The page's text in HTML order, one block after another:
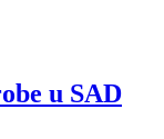
u SAD